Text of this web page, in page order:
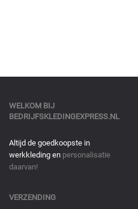
WELKOM BIJ
BEDRIJFSKLEDINGEXPRESS.NL
Altijd de goedkoopste in
werkkleding en personalisatie
daarvan!
VERZENDING